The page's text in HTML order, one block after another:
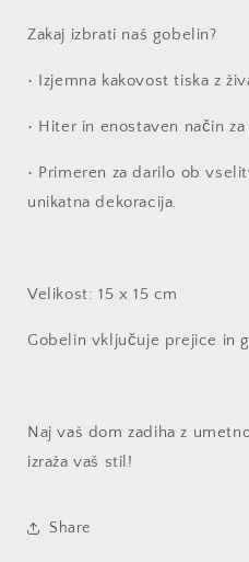
Zakaj izbrati naš gobelin?
• Izjemna kakovost tiska z
• Hiter in enostaven način
• Primeren za darilo ob
unikatna dekoracija.
Velikost: 15 x 15 cm
Gobelin vključuje prejice in
Naj vaš dom zadiha z
izraža vaš stil!
Share